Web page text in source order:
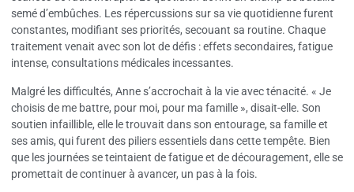
semé d’embûches. Les répercussions sur sa vie quotidienne furent
constantes, modifiant ses priorités, secouant sa routine. Chaque
traitement venait avec son lot de défis : effets secondaires, fatigue
intense, consultations médicales incessantes.
Malgré les difficultés, Anne s’accrochait à la vie avec ténacité. « Je
choisis de me battre, pour moi, pour ma famille », disait-elle. Son
soutien infaillible, elle le trouvait dans son entourage, sa famille et
ses amis, qui furent des piliers essentiels dans cette tempête. Bien
que les journées se teintaient de fatigue et de découragement, elle se
promettait de continuer à avancer, un pas à la fois.